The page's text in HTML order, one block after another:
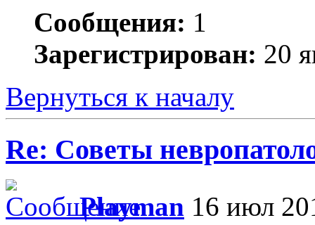
Сообщения: 1
Зарегистрирован: 20
Вернуться к началу
Re: Советы
Playmаn 16 июл